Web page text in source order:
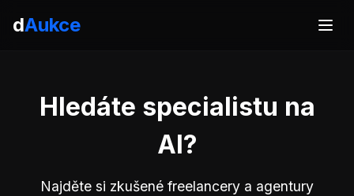
dAukce
Hledáte specialistu na
AI?
Najděte si zkušené freelancery a agentury